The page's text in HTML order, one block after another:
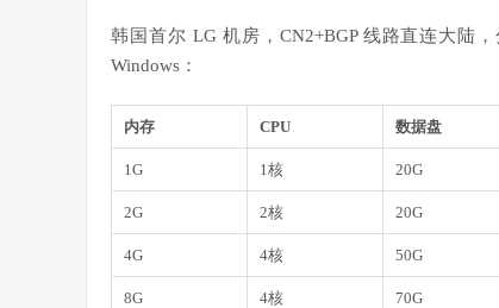
韩国首尔 LG 机房，CN2+BGP 线路直连大陆
Windows：
内存 CPU 数据盘
1G 1核 20G
2G 2核 20G
4G 4核 50G
8G 4核 70G